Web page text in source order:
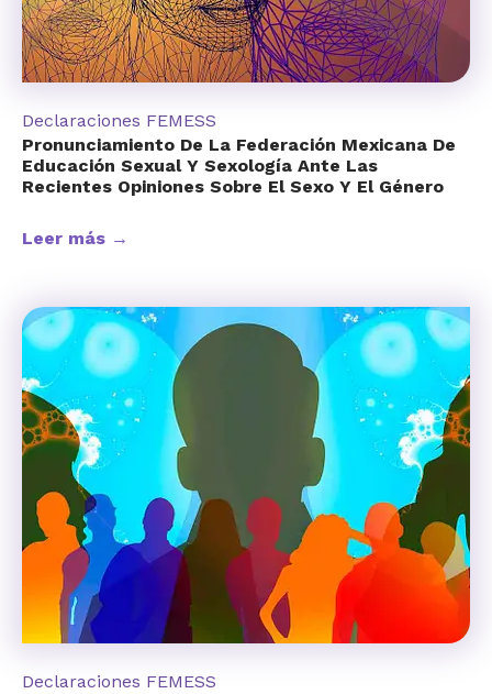
Declaraciones FEMESS
Pronunciamiento De La Federación Mexicana De
Educación Sexual Y Sexología Ante Las
Recientes Opiniones Sobre El Sexo Y El Género
Leer más →
Declaraciones FEMESS